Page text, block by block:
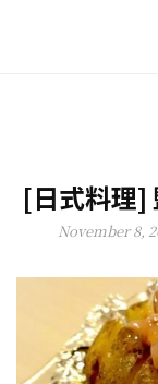
[日式料理]
November 8,